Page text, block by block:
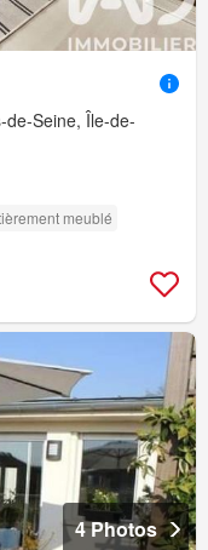
Seine, Île-de-
meublé
4 Photos